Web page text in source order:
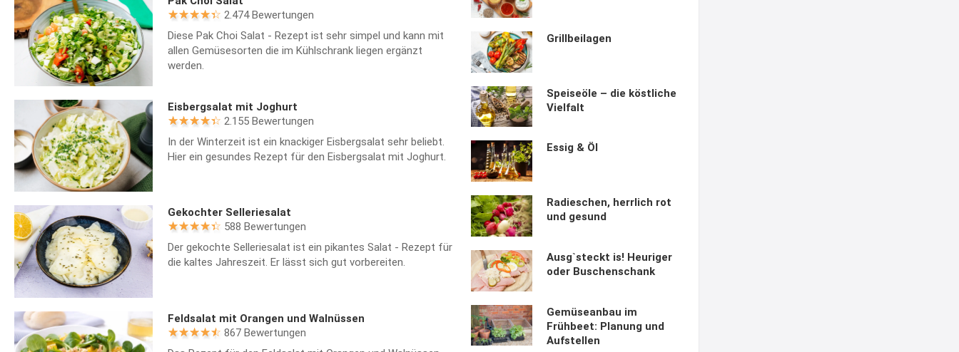
2.474 Bewertungen
Diese Pak Choi Salat - Rezept ist sehr simpel und kann mit
allen Gemüsesorten die im Kühlschrank liegen ergänzt
werden.
Eisbergsalat mit Joghurt
2.155 Bewertungen
In der Winterzeit ist ein knackiger Eisbergsalat sehr beliebt.
Hier ein gesundes Rezept für den Eisbergsalat mit Joghurt.
Gekochter Selleriesalat
588 Bewertungen
Der gekochte Selleriesalat ist ein pikantes Salat - Rezept für
die kaltes Jahreszeit. Er lässt sich gut vorbereiten.
Feldsalat mit Orangen und Walnüssen
867 Bewertungen
Grillbeilagen
Speiseöle – die köstliche
Vielfalt
Essig & Öl
Radieschen, herrlich rot
und gesund
Ausg`steckt is! Heuriger
oder Buschenschank
Gemüseanbau im
Frühbeet: Planung und
Aufstellen